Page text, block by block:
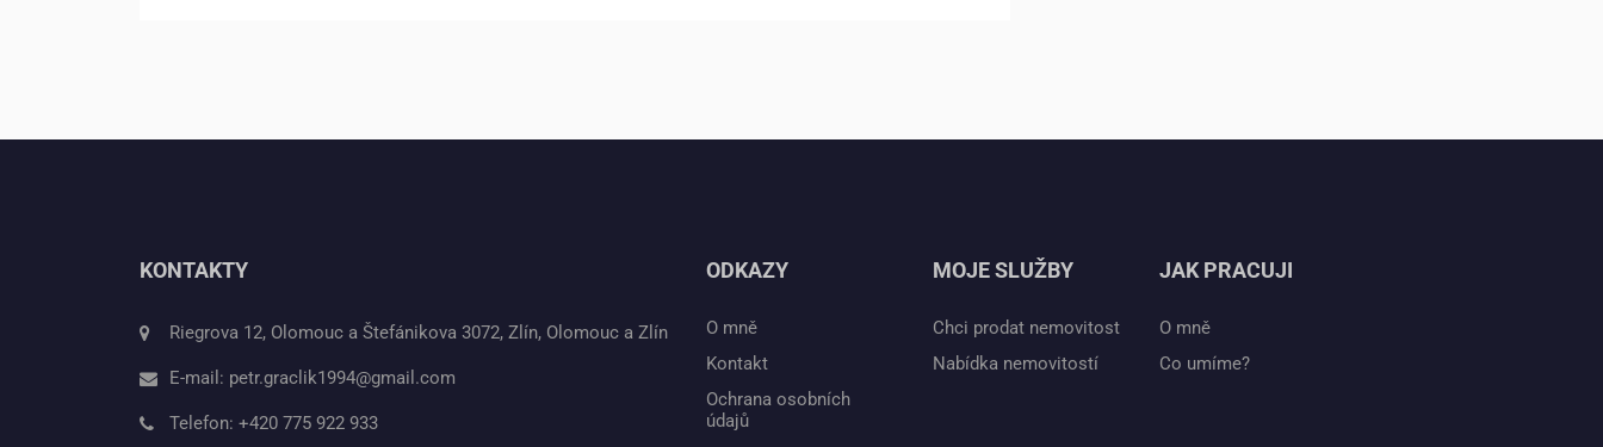
KONTAKTY
Riegrova 12, Olomouc a Štefánikova 3072, Zlín, Olomouc a Zlín
E-mail: petr.graclik1994@gmail.com
Telefon: +420 775 922 933
ODKAZY
O mně
Kontakt
Ochrana osobních
údajů
MOJE SLUŽBY
Chci prodat nemovitost
Nabídka nemovitostí
JAK PRACUJI
O mně
Co umíme?